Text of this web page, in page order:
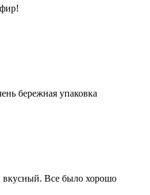
бережная упаковка
Все было хорошо